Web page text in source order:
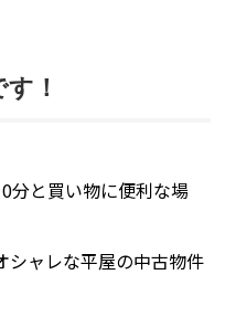
！
分と買い物に便利な場
シャレな平屋の中古物件